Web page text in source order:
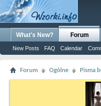
What's New? Forum
New Posts FAQ Calendar
Forum Ogólne Pisma